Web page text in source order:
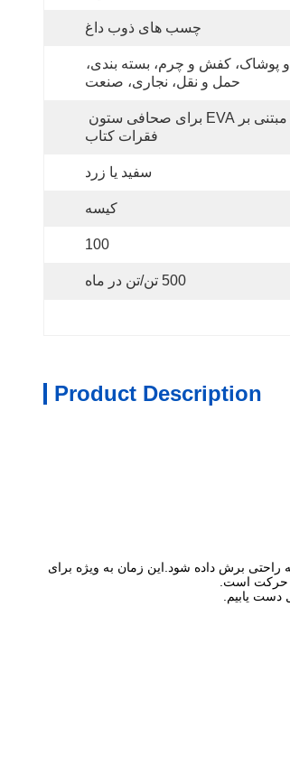
چسب های ذوب داغ
حمل و نقل، نجاری، صنعت
فقرات کتاب
سفید یا زرد
کیسه
100
500 تن/تن در ماه
Product Description
برش داده شود.این زمان به ویژه برای
حرکت است.
دست یابیم.